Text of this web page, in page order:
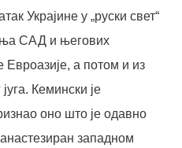
Украјине у „руски свет“
САД и његових
Евроазије, а потом и из
Кемински је
оно што је одавно
западном